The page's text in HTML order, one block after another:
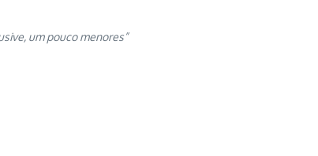
um pouco menores”